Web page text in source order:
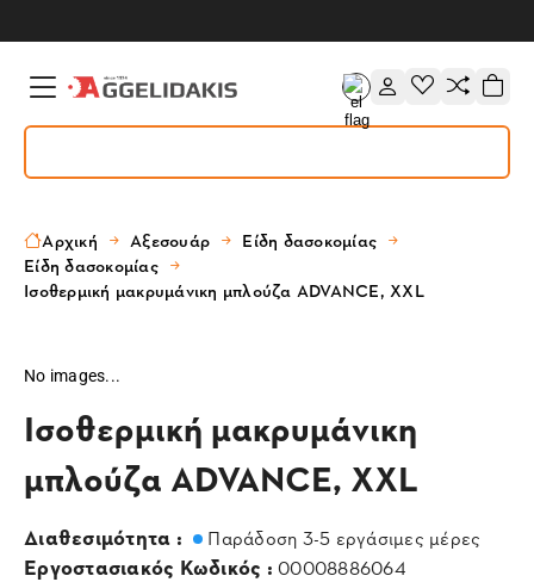
Αρχική Αξεσουάρ
Είδη δασοκομίας
Είδη δασοκομίας
Ισοθερμική μακρυμάνικη μπλούζα ADVANCE, XXL
No images...
Ισοθερμική μακρυμάνικη
μπλούζα ADVANCE, XXL
Διαθεσιμότητα : Παράδοση 3-5 εργάσιμες μέρες
Εργοστασιακός Κωδικός : 00008886064